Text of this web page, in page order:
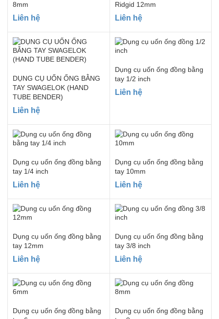
8mm
Liên hệ
Ridgid 12mm
Liên hệ
DỤNG CỤ UỐN ỐNG BẰNG
TAY SWAGELOK (HAND
TUBE BENDER)
Liên hệ
Dụng cụ uốn ống đồng bằng
tay 1/2 inch
Liên hệ
Dụng cụ uốn ống đồng bằng
tay 1/4 inch
Liên hệ
Dụng cụ uốn ống đồng bằng
tay 10mm
Liên hệ
Dụng cụ uốn ống đồng bằng
tay 12mm
Liên hệ
Dụng cụ uốn ống đồng bằng
tay 3/8 inch
Liên hệ
Dụng cụ uốn ống đồng bằng
Dụng cụ uốn ống đồng bằng